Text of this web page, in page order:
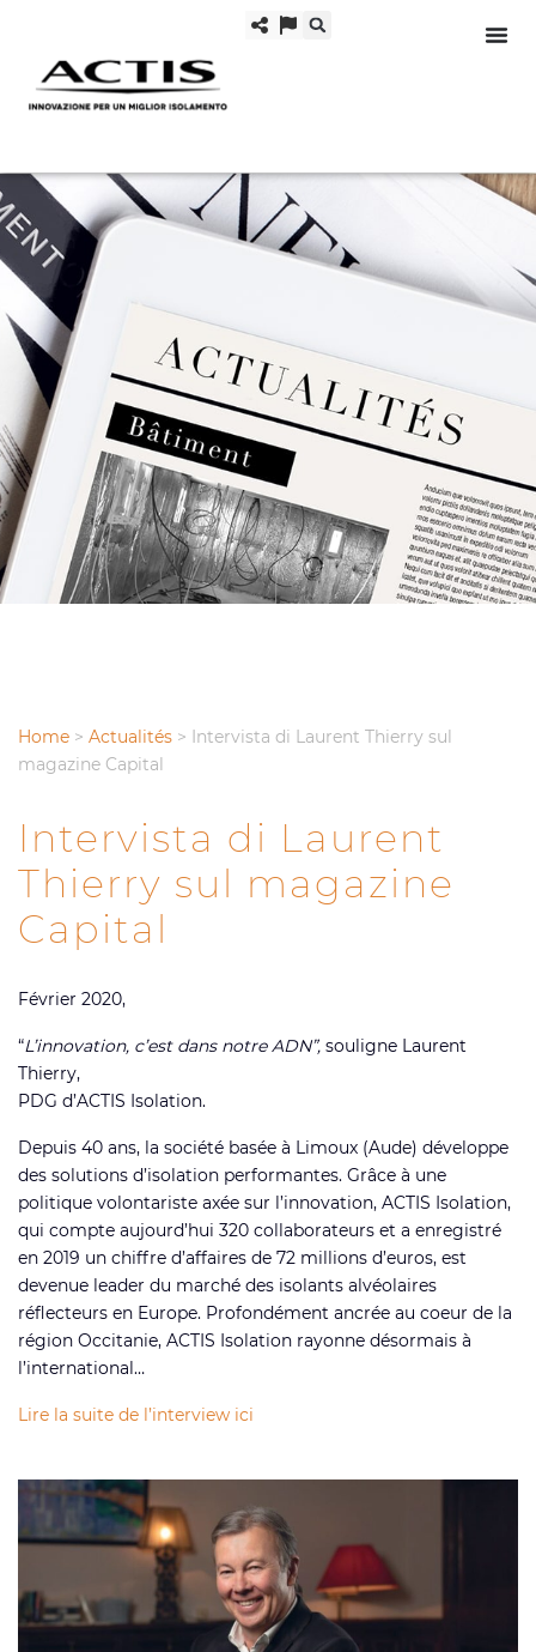
Home > Actualités > Intervista di Laurent Thierry sul
magazine Capital
Intervista di Laurent
Thierry sul magazine
Capital
Février 2020,
“L’innovation, c’est dans notre ADN”, souligne Laurent
Thierry,
PDG d’ACTIS Isolation.
Depuis 40 ans, la société basée à Limoux (Aude) développe
des solutions d’isolation performantes. Grâce à une
politique volontariste axée sur l’innovation, ACTIS Isolation,
qui compte aujourd’hui 320 collaborateurs et a enregistré
en 2019 un chiffre d’affaires de 72 millions d’euros, est
devenue leader du marché des isolants alvéolaires
réflecteurs en Europe. Profondément ancrée au coeur de la
région Occitanie, ACTIS Isolation rayonne désormais à
l’international…
Lire la suite de l’interview ici